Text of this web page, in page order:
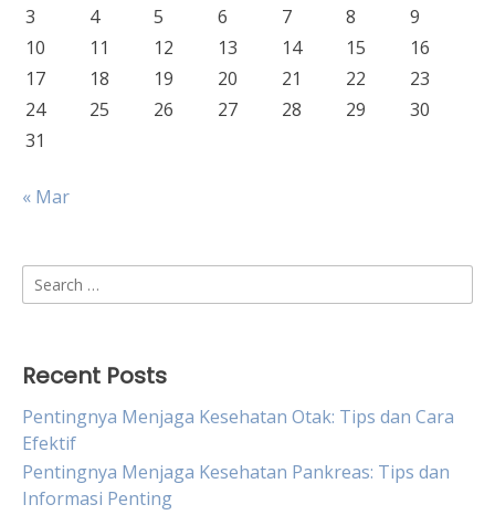
3
4 5 6 7 8
9
10
11 12 13 14 15
16
17
18 19 20 21 22
23
24
25 26 27 28 29
30
31
« Mar
Search
for:
Recent Posts
Pentingnya Menjaga Kesehatan Otak: Tips dan Cara
Efektif
Pentingnya Menjaga Kesehatan Pankreas: Tips dan
Informasi Penting